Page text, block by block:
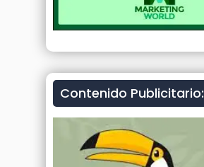
Contenido Publicitario: